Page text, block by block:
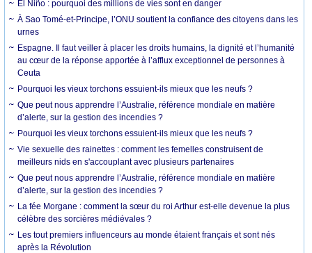
El Niño : pourquoi des millions de vies sont en danger
À Sao Tomé-et-Principe, l’ONU soutient la confiance des citoyens dans les
urnes
Espagne. Il faut veiller à placer les droits humains, la dignité et l’humanité
au cœur de la réponse apportée à l’afflux exceptionnel de personnes à
Ceuta
Pourquoi les vieux torchons essuient-ils mieux que les neufs ?
Que peut nous apprendre l’Australie, référence mondiale en matière
d’alerte, sur la gestion des incendies ?
Pourquoi les vieux torchons essuient-ils mieux que les neufs ?
Vie sexuelle des rainettes : comment les femelles construisent de
meilleurs nids en s'accouplant avec plusieurs partenaires
Que peut nous apprendre l’Australie, référence mondiale en matière
d’alerte, sur la gestion des incendies ?
La fée Morgane : comment la sœur du roi Arthur est-elle devenue la plus
célèbre des sorcières médiévales ?
Les tout premiers influenceurs au monde étaient français et sont nés
après la Révolution